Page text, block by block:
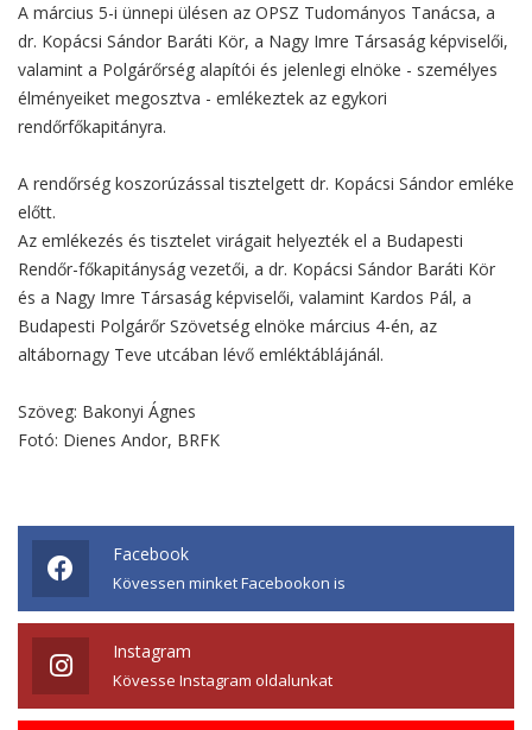
A március 5-i ünnepi ülésen az OPSZ Tudományos Tanácsa, a
dr. Kopácsi Sándor Baráti Kör, a Nagy Imre Társaság képviselői,
valamint a Polgárőrség alapítói és jelenlegi elnöke - személyes
élményeiket megosztva - emlékeztek az egykori
rendőrfőkapitányra.
A rendőrség koszorúzással tisztelgett dr. Kopácsi Sándor emléke
előtt.
Az emlékezés és tisztelet virágait helyezték el a Budapesti
Rendőr-főkapitányság vezetői, a dr. Kopácsi Sándor Baráti Kör
és a Nagy Imre Társaság képviselői, valamint Kardos Pál, a
Budapesti Polgárőr Szövetség elnöke március 4-én, az
altábornagy Teve utcában lévő emléktáblájánál.
Szöveg: Bakonyi Ágnes
Fotó: Dienes Andor, BRFK
Facebook
Kövessen minket Facebookon is
Instagram
Kövesse Instagram oldalunkat